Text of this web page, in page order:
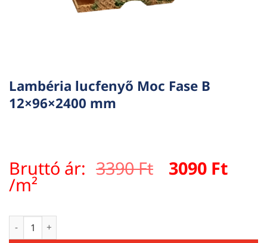
Lambéria lucfenyő Moc Fase B
12×96×2400 mm
Bruttó ár: 3390Ft Original
3090 Ft
/m²
Lambéria lucfenyő Moc Fase B 12×96×2400 mm mennyiség